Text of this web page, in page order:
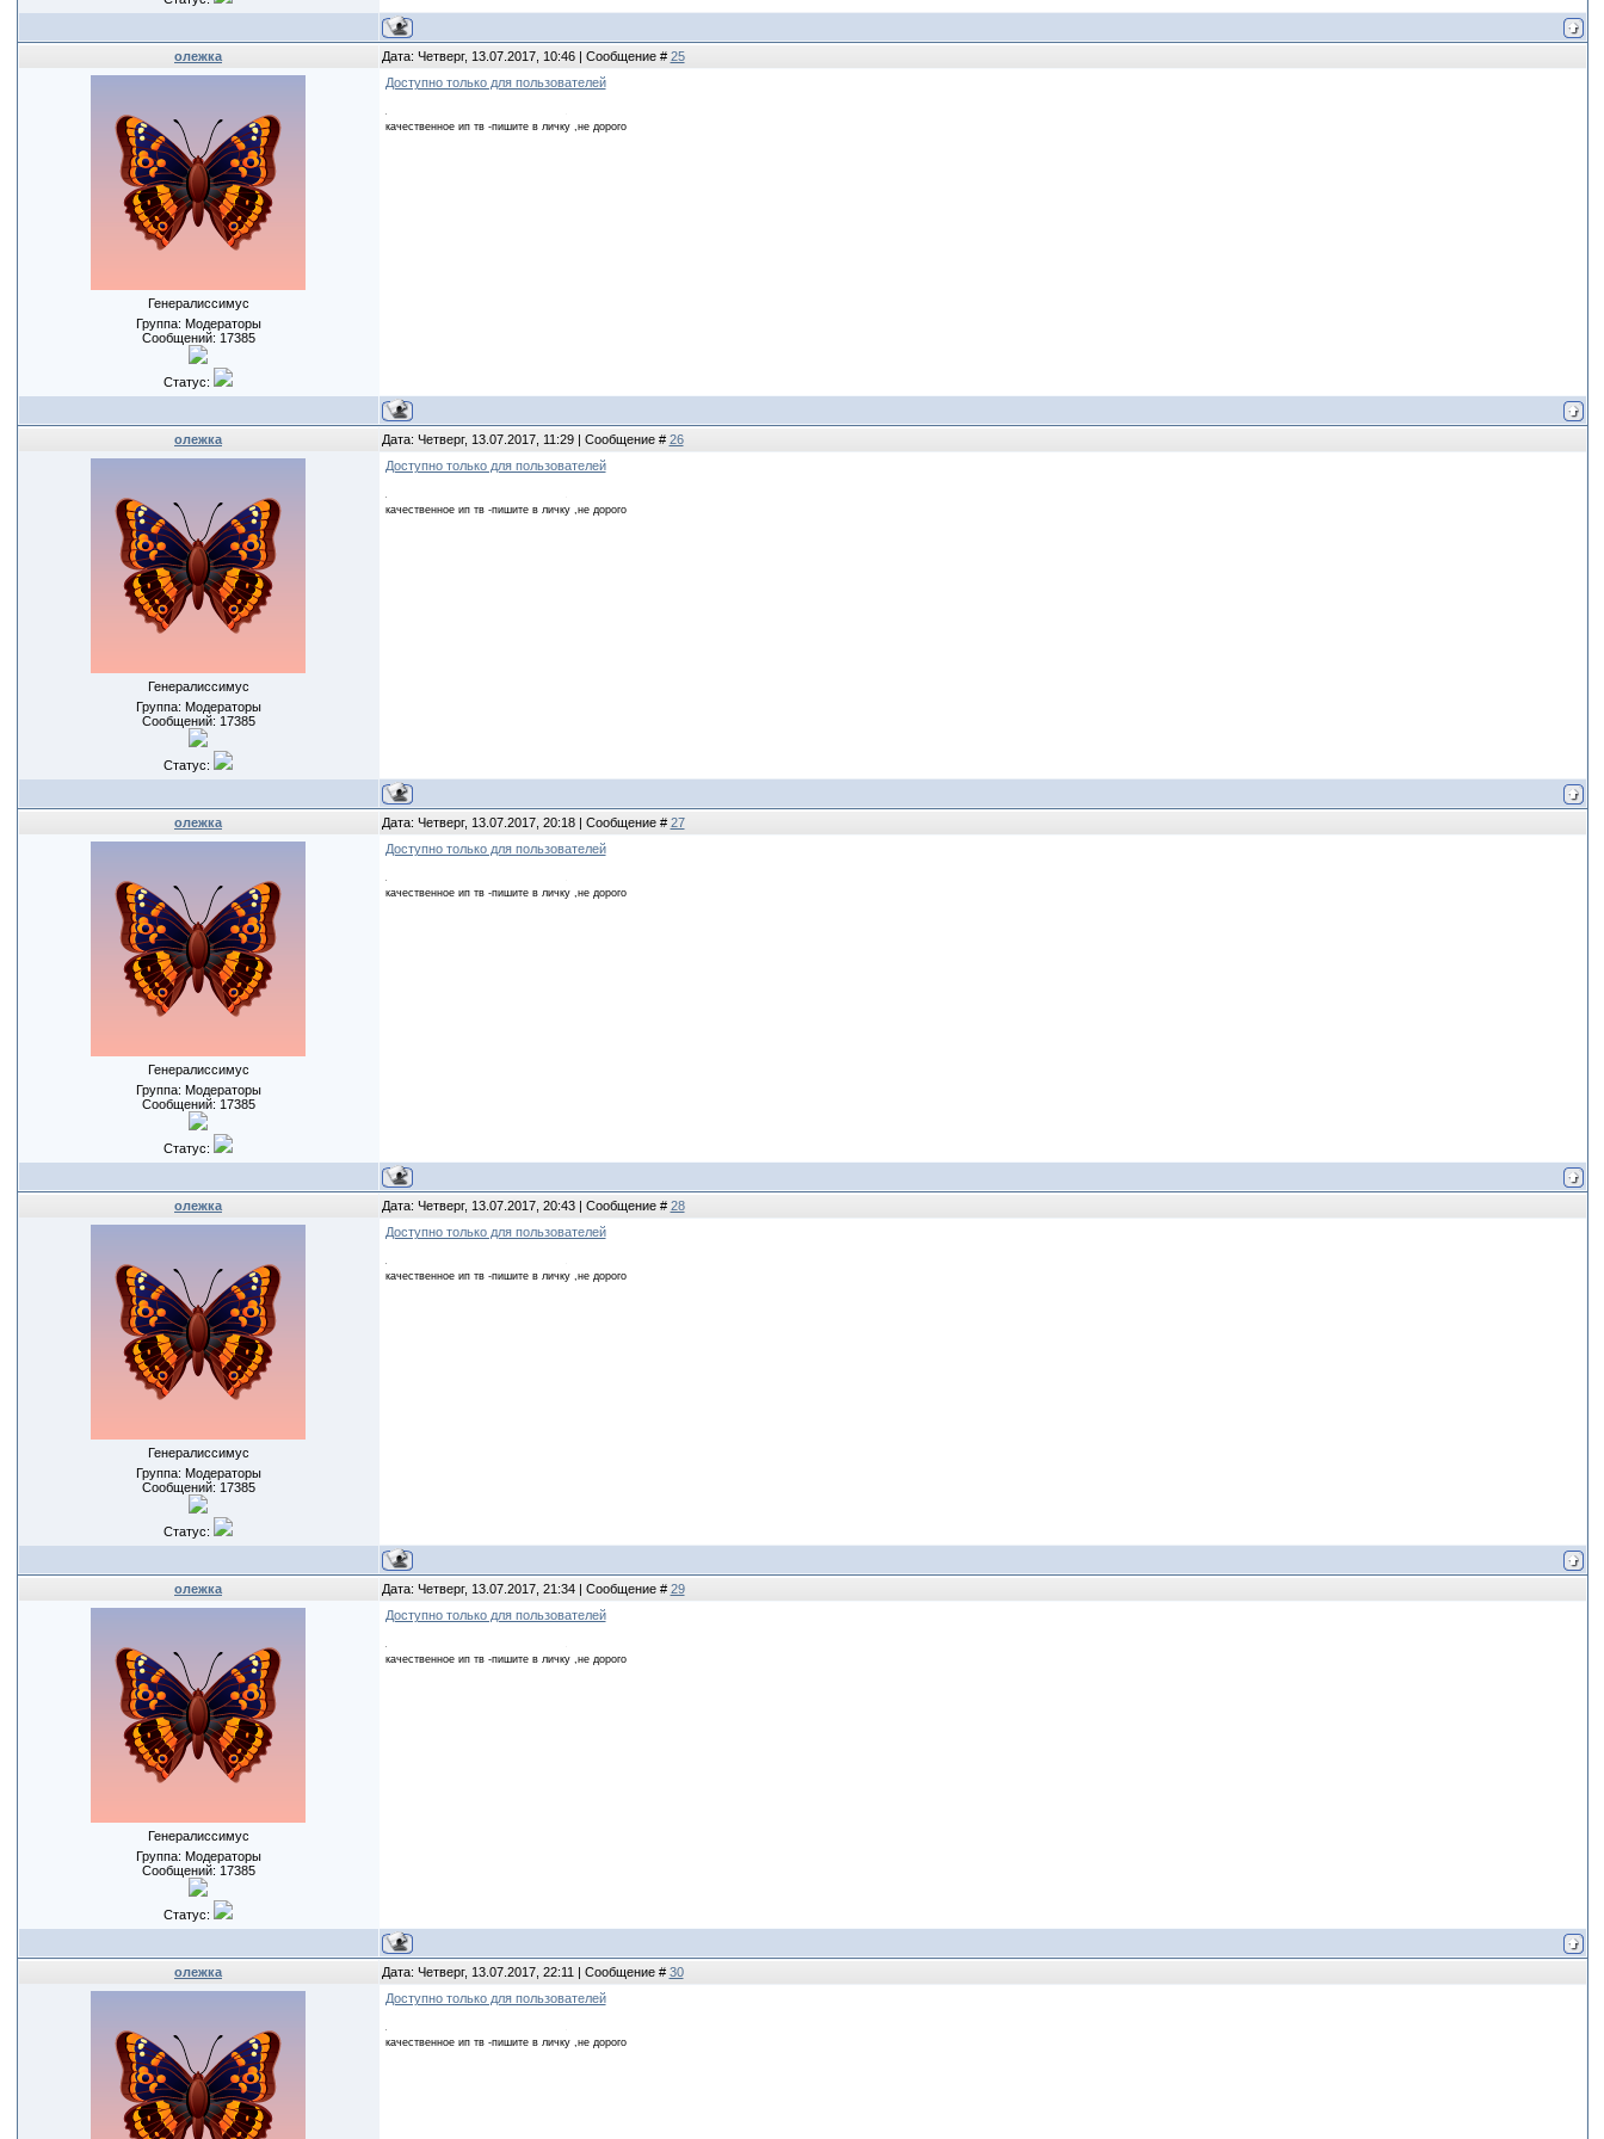
олежка Дата: Четверг, 13.07.2017, 10:46 | Сообщение # 25
Генералиссимус
Группа: Модераторы
Сообщений: 17385
Статус:
Доступно только для пользователей
качественное ип тв -пишите в личку ,не дорого
олежка Дата: Четверг, 13.07.2017, 11:29 | Сообщение # 26
Генералиссимус
Группа: Модераторы
Сообщений: 17385
Статус:
Доступно только для пользователей
качественное ип тв -пишите в личку ,не дорого
олежка Дата: Четверг, 13.07.2017, 20:18 | Сообщение # 27
Генералиссимус
Группа: Модераторы
Сообщений: 17385
Статус:
Доступно только для пользователей
качественное ип тв -пишите в личку ,не дорого
олежка Дата: Четверг, 13.07.2017, 20:43 | Сообщение # 28
Генералиссимус
Группа: Модераторы
Сообщений: 17385
Статус:
Доступно только для пользователей
качественное ип тв -пишите в личку ,не дорого
олежка Дата: Четверг, 13.07.2017, 21:34 | Сообщение # 29
Генералиссимус
Группа: Модераторы
Сообщений: 17385
Статус:
Доступно только для пользователей
качественное ип тв -пишите в личку ,не дорого
олежка Дата: Четверг, 13.07.2017, 22:11 | Сообщение # 30
Доступно только для пользователей
качественное ип тв -пишите в личку ,не дорого